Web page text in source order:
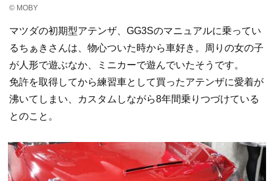
© MOBY
マツダの初期型アテンザ、GG3Sのマニュアルに乗ってい
るちぁきさんは、物心ついた時から車好き。周りの女の子
が人形で遊ぶなか、ミニカーで遊んでいたそうです。
免許を取得してから練習車として買ったアテンザに愛着が
沸いてしまい、カスタムしながら8年間乗りつづけている
とのこと。